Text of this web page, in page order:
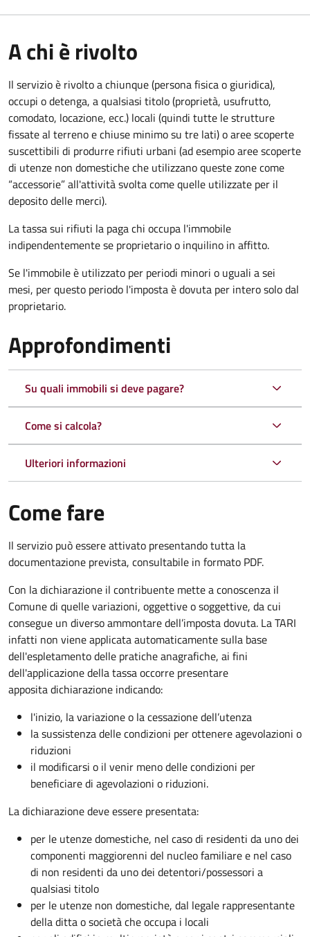
A chi è rivolto
Il servizio è rivolto a chiunque (persona fisica o giuridica),
occupi o detenga, a qualsiasi titolo (proprietà, usufrutto,
comodato, locazione, ecc.) locali (quindi tutte le strutture
fissate al terreno e chiuse minimo su tre lati) o aree scoperte
suscettibili di produrre rifiuti urbani (ad esempio aree scoperte
di utenze non domestiche che utilizzano queste zone come
“accessorie” all'attività svolta come quelle utilizzate per il
deposito delle merci).
La tassa sui rifiuti la paga chi occupa l'immobile
indipendentemente se proprietario o inquilino in affitto.
Se l'immobile è utilizzato per periodi minori o uguali a sei
mesi, per questo periodo l'imposta è dovuta per intero solo dal
proprietario.
Approfondimenti
Su quali immobili si deve pagare?
Come si calcola?
Ulteriori informazioni
Come fare
Il servizio può essere attivato presentando tutta la
documentazione prevista, consultabile in formato PDF.
Con la dichiarazione il contribuente mette a conoscenza il
Comune di quelle variazioni, oggettive o soggettive, da cui
consegue un diverso ammontare dell’imposta dovuta. La TARI
infatti non viene applicata automaticamente sulla base
dell'espletamento delle pratiche anagrafiche, ai fini
dell'applicazione della tassa occorre presentare
apposita dichiarazione indicando:
l'inizio, la variazione o la cessazione dell’utenza
la sussistenza delle condizioni per ottenere agevolazioni o
riduzioni
il modificarsi o il venir meno delle condizioni per
beneficiare di agevolazioni o riduzioni.
La dichiarazione deve essere presentata:
per le utenze domestiche, nel caso di residenti da uno dei
componenti maggiorenni del nucleo familiare e nel caso
di non residenti da uno dei detentori/possessori a
qualsiasi titolo
per le utenze non domestiche, dal legale rappresentante
della ditta o società che occupa i locali